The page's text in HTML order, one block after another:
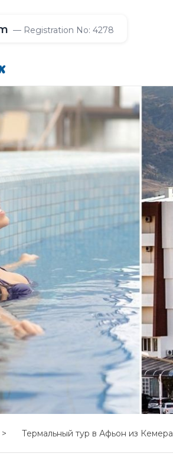
— Registration No: 4278
> Термальный тур в Афьон из Кемера